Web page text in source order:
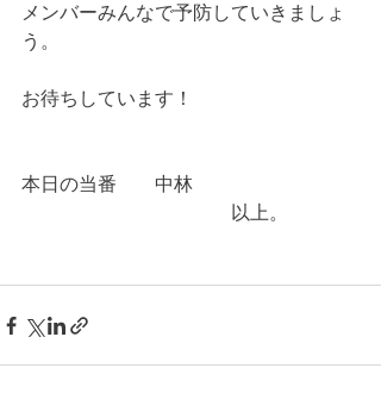
メンバーみんなで予防していきましょ
う。
お待ちしています！
本日の当番　　中林
以上。